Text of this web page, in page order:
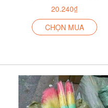
20.240₫
CHỌN MUA